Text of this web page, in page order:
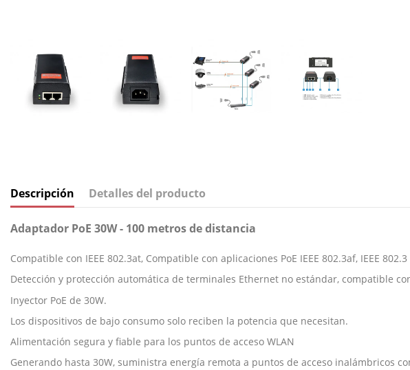
Descripción Detalles del producto
Adaptador PoE 30W - 100 metros de distancia
Compatible con IEEE 802.3at, Compatible con aplicaciones PoE IEEE 802.3af, IEEE
Detección y protección automática de terminales Ethernet no estándar, compatible
Inyector PoE de 30W.
Los dispositivos de bajo consumo solo reciben la potencia que necesitan.
Alimentación segura y fiable para los puntos de acceso WLAN
Generando hasta 30W, suministra energía remota a puntos de acceso inalámbricos